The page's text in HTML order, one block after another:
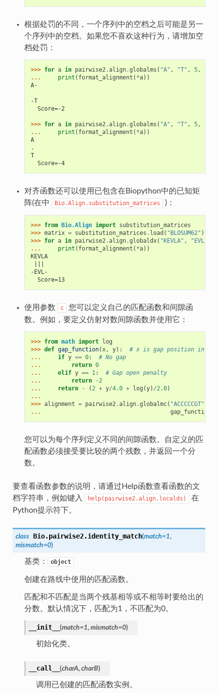
根据处罚的不同，一个序列中的空档之后可能是另一
个序列中的空档。如果您不喜欢这种行为，请增加空
档处罚：
>>> for a in pairwise2.align.globalms ( "A" , "T" , 5,
...
print ( format_alignment ( *a))
A-
-T
  Score=-2
>>> for a in pairwise2.align.globalms ( "A" , "T" , 5,
...
print ( format_alignment ( *a))
A
.
T
  Score=-4
对齐函数还可以使用已包含在Biopython中的已知矩
阵(在中
Bio.Align.substitution_matrices )：
>>> from Bio.Align import substitution_matrices
>>> matrix = substitution_matrices . load ( "BLOSUM62" )
>>> for a in pairwise2.align.globaldx( "KEVLA" , "EVL"
...
print ( format_alignment ( *a))
KEVLA
-EVL-
  Score=13
使用参数 c
您可以定义自己的匹配函数和间隙函
数。例如，要定义仿射对数间隙函数并使用它：
>>> from math import log
>>> def gap_function(x, y):
# x is gap position in
...
if y == 0:
# No gap
...
return 0
...
elif y == 1:
# Gap open penalty
...
return -2
...
return - (2 + y/4.0 + log (y) /2.0)
...
>>> alignment = pairwise2.align.globalmc( "ACCCCCGT"
...
gap_function
您可以为每个序列定义不同的间隙函数。自定义的匹
配函数必须接受要比较的两个残数，并返回一个分
数。
要查看函数参数的说明，请通过Help函数查看函数的文
档字符串，例如键入
help(pairwise2.align.localds)
在
Python提示符下。
class Bio.pairwise2.identity_match(match=1,
mismatch=0)
基类： object
创建在路线中使用的匹配函数。
匹配和不匹配是当两个残基相等或不相等时要给出的
分数。默认情况下，匹配为1，不匹配为0。
__init__ (match=1, mismatch=0)
初始化类。
__call__ (charA, charB)
调用已创建的匹配函数实例。